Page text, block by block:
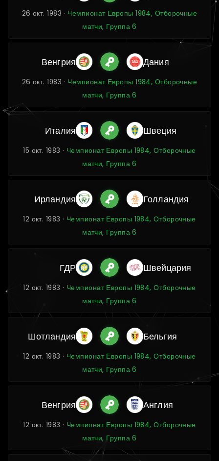
26 окт. 1983 · Чемпионат Европы 1984, Отборочные
матчи, Группа 6
Венгрия Дания
26 окт. 1983 · Чемпионат Европы 1984, Отборочные
матчи, Группа 6
Италия Швеция
15 окт. 1983 · Чемпионат Европы 1984, Отборочные
матчи, Группа 6
Ирландия Голландия
12 окт. 1983 · Чемпионат Европы 1984, Отборочные
матчи, Группа 6
ГДР Швейцария
12 окт. 1983 · Чемпионат Европы 1984, Отборочные
матчи, Группа 6
Шотландия Бельгия
12 окт. 1983 · Чемпионат Европы 1984, Отборочные
матчи, Группа 6
Венгрия Англия
12 окт. 1983 · Чемпионат Европы 1984, Отборочные
матчи, Группа 6